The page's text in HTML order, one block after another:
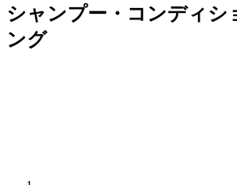
シャンプー・コンディシ
ング